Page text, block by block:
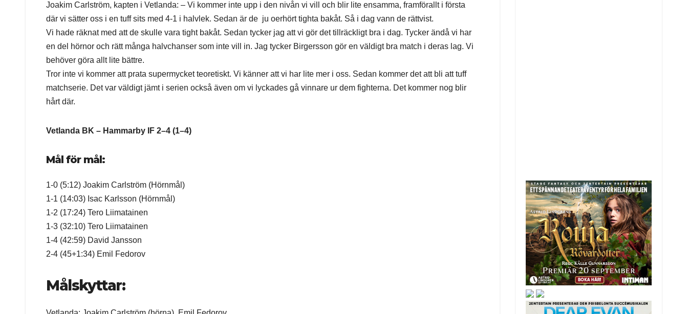
Joakim Carlström, kapten i Vetlanda: – Vi kommer inte upp i den nivån vi vill och blir lite ensamma, framförallt i första
där vi sätter oss i en tuff sits med 4-1 i halvlek. Sedan är de ju oerhört tighta bakåt. Så i dag vann de rättvist.
Vi hade räknat med att de skulle vara tight bakåt. Sedan tycker jag att vi gör det tillräckligt bra i dag. Tycker ändå vi har
en del hörnor och rätt många halvchanser som inte vill in. Jag tycker Birgersson gör en väldigt bra match i deras lag. Vi
behöver göra allt lite bättre.
Tror inte vi kommer att prata supermycket teoretiskt. Vi känner att vi har lite mer i oss. Sedan kommer det att bli att tuff
matchserie. Det var väldigt jämt i serien också även om vi lyckades gå vinnare ur dem fighterna. Det kommer nog blir
hårt där.
Vetlanda BK – Hammarby IF 2–4 (1–4)
Mål för mål:
1-0 (5:12) Joakim Carlström (Hörnmål)
1-1 (14:03) Isac Karlsson (Hörnmål)
1-2 (17:24) Tero Liimatainen
1-3 (32:10) Tero Liimatainen
1-4 (42:59) David Jansson
2-4 (45+1:34) Emil Fedorov
Målskyttar: